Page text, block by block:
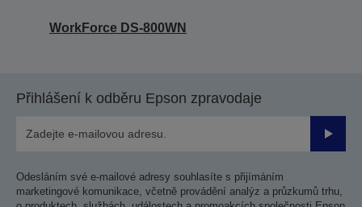
WorkForce DS-800WN
Přihlášení k odběru Epson zpravodaje
Odesláním své e-mailové adresy souhlasíte s přijímáním
marketingové komunikace, včetně provádění analýz a průzkumů trhu,